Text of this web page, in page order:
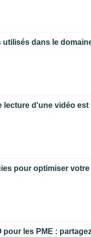
dans le
d'une vidéo
pour optimiser
les PME :